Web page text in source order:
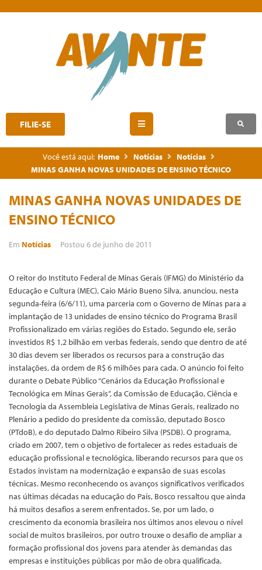
FILIE-SE
Você está aqui: Home Notícias
Notícias
MINAS GANHA NOVAS UNIDADES DE ENSINO TÉCNICO
MINAS GANHA NOVAS UNIDADES DE
ENSINO TÉCNICO
Em Notícias Postou 6 de junho de 2011
O reitor do Instituto Federal de Minas Gerais (IFMG) do Ministério da
Educação e Cultura (MEC), Caio Mário Bueno Silva, anunciou, nesta
segunda-feira (6/6/11), uma parceria com o Governo de Minas para a
implantação de 13 unidades de ensino técnico do Programa Brasil
Profissionalizado em várias regiões do Estado. Segundo ele, serão
investidos R$ 1,2 bilhão em verbas federais, sendo que dentro de até
30 dias devem ser liberados os recursos para a construção das
instalações, da ordem de R$ 6 milhões para cada. O anúncio foi feito
durante o Debate Público “Cenários da Educação Profissional e
Tecnológica em Minas Gerais”, da Comissão de Educação, Ciência e
Tecnologia da Assembleia Legislativa de Minas Gerais, realizado no
Plenário a pedido do presidente da comissão, deputado Bosco
(PTdoB), e do deputado Dalmo Ribeiro Silva (PSDB). O programa,
criado em 2007, tem o objetivo de fortalecer as redes estaduais de
educação profissional e tecnológica, liberando recursos para que os
Estados invistam na modernização e expansão de suas escolas
técnicas. Mesmo reconhecendo os avanços significativos verificados
nas últimas décadas na educação do País, Bosco ressaltou que ainda
há muitos desafios a serem enfrentados. Se, por um lado, o
crescimento da economia brasileira nos últimos anos elevou o nível
social de muitos brasileiros, por outro trouxe o desafio de ampliar a
formação profissional dos jovens para atender às demandas das
empresas e instituições públicas por mão de obra qualificada,